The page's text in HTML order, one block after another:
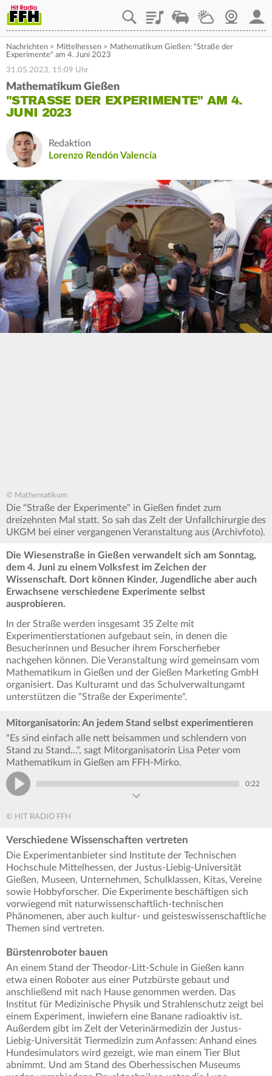
PlaylistStaupilotWetterWebcam
Nachrichten > Mittelhessen > Mathematikum Gießen: "Straße der
Experimente" am 4. Juni 2023
31.05.2023, 15:09 Uhr
Mathematikum Gießen
"STRASSE DER EXPERIMENTE" AM 4. J
UNI 2023
Redaktion
Lorenzo Rendón Valencia
© Mathematikum
Die "Straße der Experimente" in Gießen findet zum
dreizehnten Mal statt. So sah das Zelt der Unfallchirurgie des
UKGM bei einer vergangenen Veranstaltung aus (Archivfoto).
Die Wiesenstraße in Gießen verwandelt sich am Sonntag,
dem 4. Juni zu einem Volksfest im Zeichen der
Wissenschaft. Dort können Kinder, Jugendliche aber auch
Erwachsene verschiedene Experimente selbst
ausprobieren.
In der Straße werden insgesamt 35 Zelte mit
Experimentierstationen aufgebaut sein, in denen die
Besucherinnen und Besucher ihrem Forscherfieber
nachgehen können. Die Veranstaltung wird gemeinsam vom
Mathematikum in Gießen und der Gießen Marketing GmbH
organisiert. Das Kulturamt und das Schulverwaltungamt
unterstützen die "Straße der Experimente".
Mitorganisatorin: An jedem Stand selbst experimentieren
"Es sind einfach alle nett beisammen und schlendern von
Stand zu Stand...", sagt Mitorganisatorin Lisa Peter vom
Mathematikum in Gießen am FFH-Mirko.
0:22
© HIT RADIO FFH
Verschiedene Wissenschaften vertreten
Die Experimentanbieter sind Institute der Technischen
Hochschule Mittelhessen, der Justus-Liebig-Universität
Gießen, Museen, Unternehmen, Schulklassen, Kitas, Vereine
sowie Hobbyforscher. Die Experimente beschäftigen sich
vorwiegend mit naturwissenschaftlich-technischen
Phänomenen, aber auch kultur- und geisteswissenschaftliche
Themen sind vertreten.
Bürstenroboter bauen
An einem Stand der Theodor-Litt-Schule in Gießen kann
etwa einen Roboter aus einer Putzbürste gebaut und
anschließend mit nach Hause genommen werden. Das
Institut für Medizinische Physik und Strahlenschutz zeigt bei
einem Experiment, inwiefern eine Banane radioaktiv ist.
Außerdem gibt im Zelt der Veterinärmedizin der Justus-
Liebig-Universität Tiermedizin zum Anfassen: Anhand eines
Hundesimulators wird gezeigt, wie man einem Tier Blut
abnimmt. Und am Stand des Oberhessischen Museums